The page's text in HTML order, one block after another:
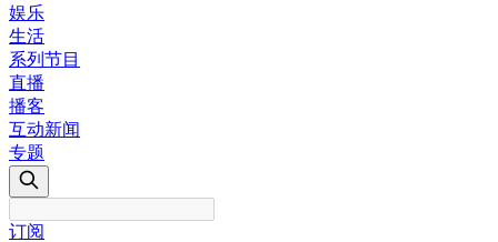
娱乐
生活
系列节目
直播
播客
互动新闻
专题
订阅